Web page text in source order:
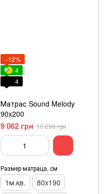
−12%
4
4
Матрас Sound Melody
90x200
9 062 грн 10 298 грн
Размер матраца, см
1м.кв.
80x190